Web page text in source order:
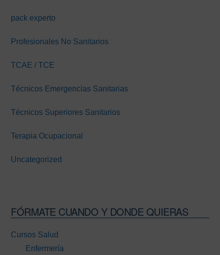
pack experto
Profesionales No Sanitarios
TCAE / TCE
Técnicos Emergencias Sanitarias
Técnicos Superiores Sanitarios
Terapia Ocupacional
Uncategorized
FÓRMATE CUANDO Y DONDE QUIERAS
Cursos Salud
Enfermería